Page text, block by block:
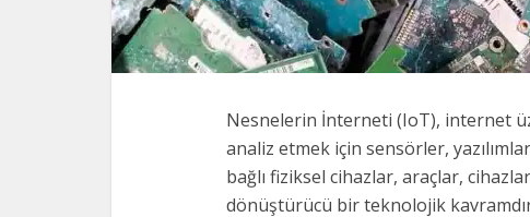
Nesnelerin İnterneti (IoT), internet
analiz etmek için sensörler,
bağlı fiziksel cihazlar, araçlar,
dönüştürücü bir teknolojik